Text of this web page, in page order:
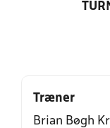
Træner
Brian Bøgh